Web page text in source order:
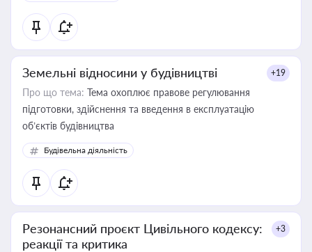
Земельні відносини у будівництві +19
Про що тема: Тема охоплює правове регулювання
підготовки, здійснення та введення в експлуатацію
об’єктів будівництва
Будівельна діяльність
Резонансний проєкт Цивільного кодексу:
реакції та критика
+3